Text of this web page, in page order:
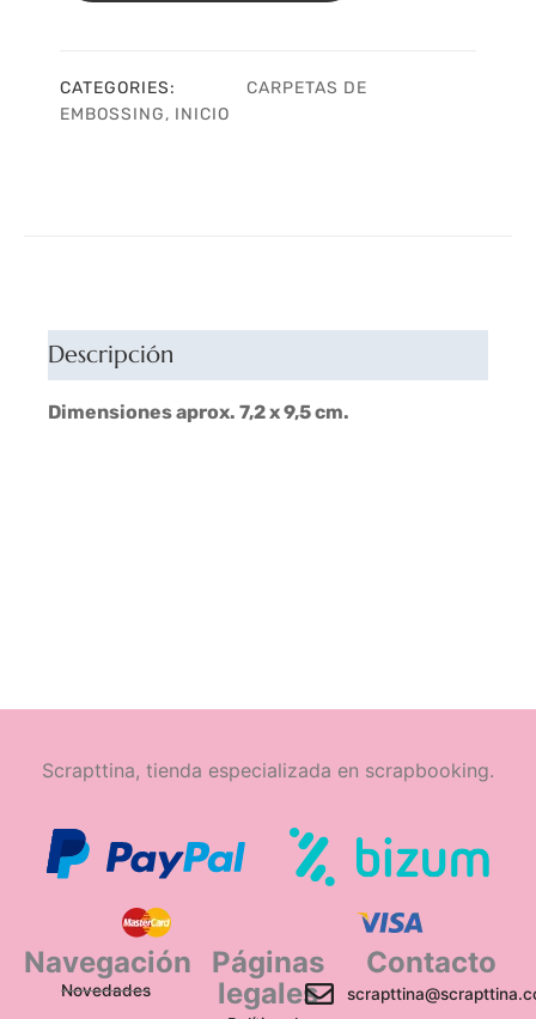
CATEGORIES:
CARPETAS DE
EMBOSSING, INICIO
Descripción
Dimensiones aprox. 7,2 x 9,5 cm.
Scrapttina, tienda especializada en scrapbooking.
Navegación
Novedades
Páginas
legales
Contacto